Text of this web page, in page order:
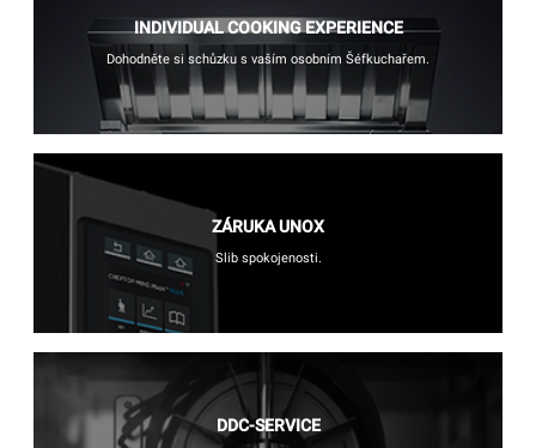
INDIVIDUAL COOKING EXPERIENCE
Dohodněte si schůzku s vaším osobním Šéfkuchařem.
ZÁRUKA UNOX
Slib spokojenosti.
DDC-SERVICE